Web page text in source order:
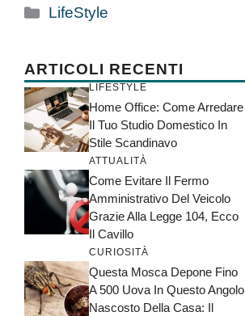
Categorie
LifeStyle
ARTICOLI RECENTI
LIFESTYLE
Home Office: Come Arredare
Il Tuo Studio Domestico In
Stile Scandinavo
ATTUALITÀ
Come Evitare Il Fermo
Amministrativo Del Veicolo
Grazie Alla Legge 104, Ecco
Il Cavillo
CURIOSITÀ
Questa Mosca Depone Fino
A 500 Uova In Questo Angolo
Nascosto Della Casa: Il